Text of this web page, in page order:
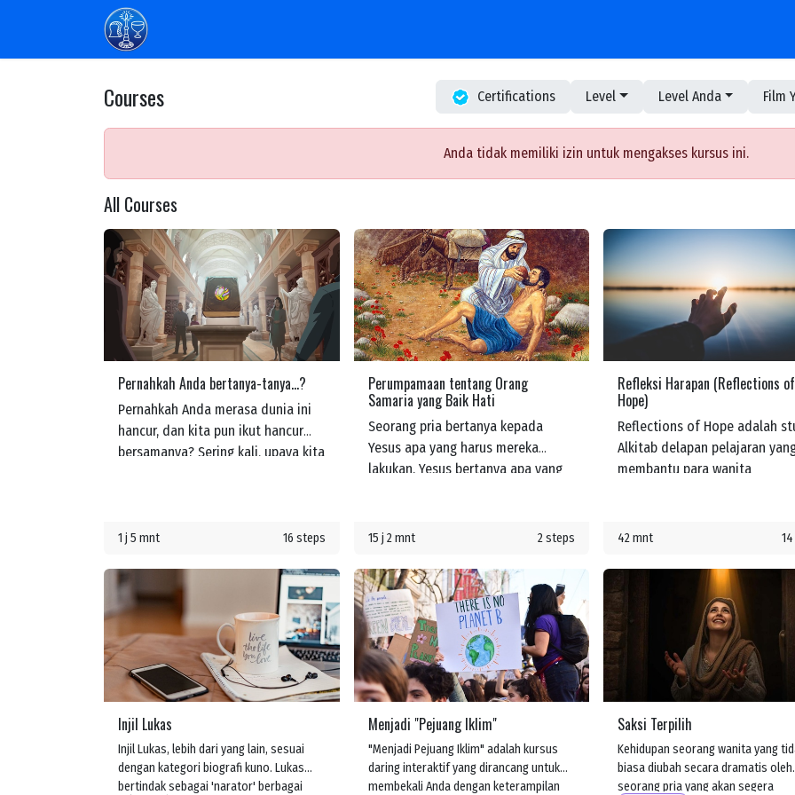
Courses Level Level Anda Film
Certifications
Anda tidak memiliki izin untuk mengakses kursus ini.
All Courses
Pernahkah Anda bertanya-tanya...?
Pernahkah Anda merasa dunia ini
hancur, dan kita pun ikut hancur
bersamanya? Sering kali, upaya kita
masalah. Namun, ada Kabar Baik:
membuat jalan bagi kita untuk
dipulihkan kembali ke dalam
kemuliaan.
1 j 5 mnt 16 steps
Perumpamaan tentang Orang
Samaria yang Baik Hati
Seorang pria bertanya kepada
Yesus apa yang harus mereka
lakukan. Yesus bertanya apa yang
Allahmu, dengan segenap hatimu
dengan segenap kekuatanmu dan
dengan segenap akal budimu, dan
kasihilah sesamamu manusia
seperti dirimu sendiri." Yesus
memberi tahu dia bahwa jika
mereka melakukan ini, mereka akan
memperoleh hidup. Namun
kemudian seseorang bertanya,
"Siapakah sesamaku manusia?"
15 j 2 mnt 2 steps
Refleksi Harapan (Reflections of
Hope)
Reflections of Hope adalah
Alkitab delapan pelajaran
membantu para wanita
Yesus bagi mereka. Mereka
mereka di setiap langkah
perjalanan hidup.
42 mnt
Injil Lukas
Injil Lukas, lebih dari yang lain, sesuai
dengan kategori biografi kuno. Lukas
bertindak sebagai 'narator' berbagai
Menjadi "Pejuang Iklim"
"Menjadi Pejuang Iklim" adalah kursus
daring interaktif yang dirancang untuk
membekali Anda dengan keterampilan
Saksi Terpilih
Kehidupan seorang wanita yang
biasa diubah secara dramatis oleh
seorang pria yang akan segera